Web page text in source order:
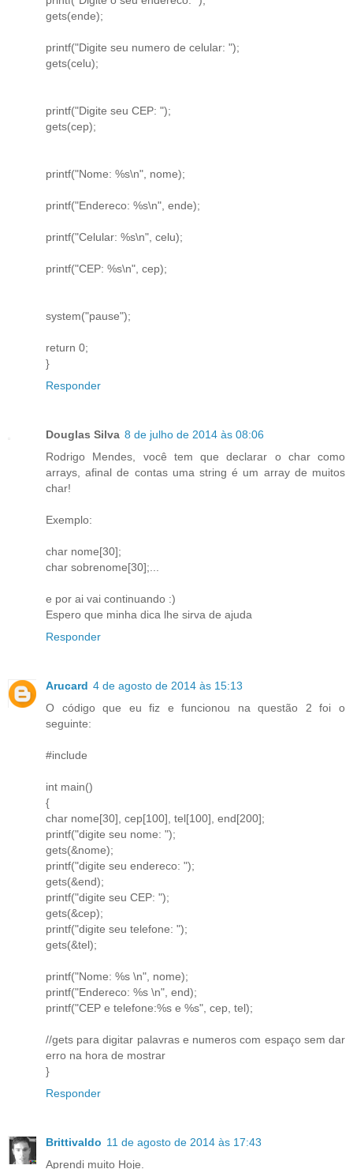
gets(ende);
printf("Digite seu numero de celular: ");
gets(celu);
printf("Digite seu CEP: ");
gets(cep);
printf("Nome: %s\n", nome);
printf("Endereco: %s\n", ende);
printf("Celular: %s\n", celu);
printf("CEP: %s\n", cep);
system("pause");
return 0;
}
Responder
Douglas Silva 8 de julho de 2014 às 08:06
Rodrigo Mendes, você tem que declarar o char como
arrays, afinal de contas uma string é um array de muitos
char!
Exemplo:
char nome[30];
char sobrenome[30];...
e por ai vai continuando :)
Espero que minha dica lhe sirva de ajuda
Responder
Arucard 4 de agosto de 2014 às 15:13
O código que eu fiz e funcionou na questão 2 foi o
seguinte:
#include
int main()
{
char nome[30], cep[100], tel[100], end[200];
printf("digite seu nome: ");
gets(&nome);
printf("digite seu endereco: ");
gets(&end);
printf("digite seu CEP: ");
gets(&cep);
printf("digite seu telefone: ");
gets(&tel);
printf("Nome: %s \n", nome);
printf("Endereco: %s \n", end);
printf("CEP e telefone:%s e %s", cep, tel);
//gets para digitar palavras e numeros com espaço sem dar
erro na hora de mostrar
}
Responder
Brittivaldo 11 de agosto de 2014 às 17:43
Aprendi muito Hoje.